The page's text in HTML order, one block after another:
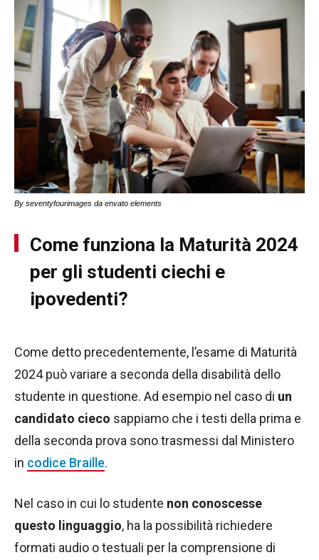
By seventyfourimages da envato elements
Come funziona la Maturità 2024
per gli studenti ciechi e
ipovedenti?
Come detto precedentemente, l’esame di Maturità
2024 può variare a seconda della disabilità dello
studente in questione. Ad esempio nel caso di un
candidato cieco sappiamo che i testi della prima e
della seconda prova sono trasmessi dal Ministero
in codice Braille.
Nel caso in cui lo studente non conoscesse
questo linguaggio, ha la possibilità richiedere
formati audio o testuali per la comprensione di